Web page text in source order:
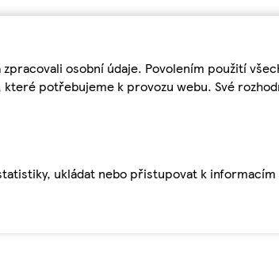
osobní údaje. Povolením použití
potřebujeme k provozu webu. Své
ukládat nebo přistupovat k informacím